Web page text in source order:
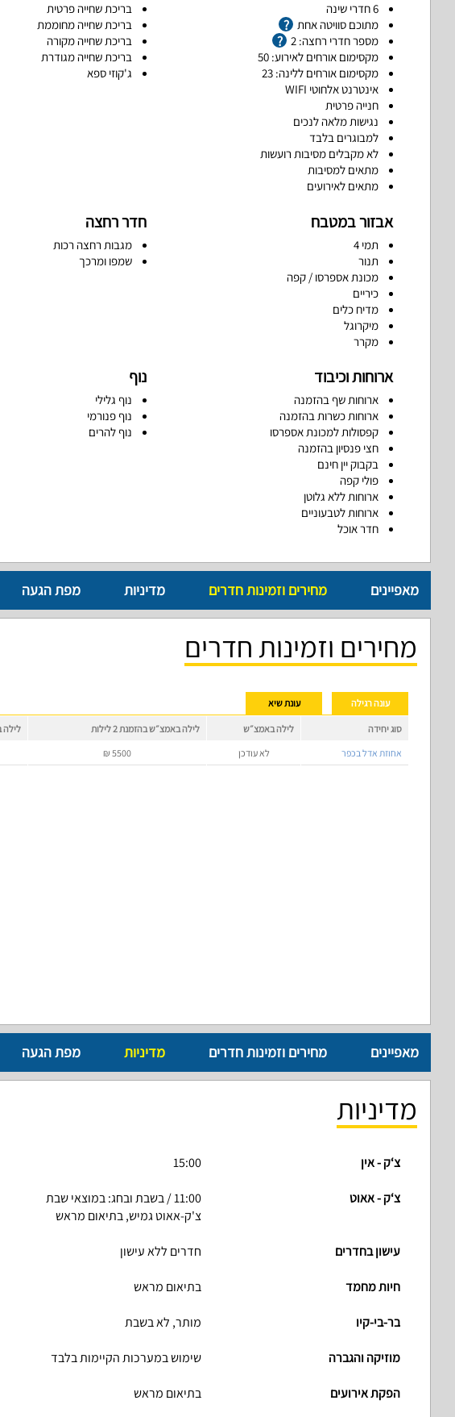
6 חדרי שינה
מתוכם סוויטה אחת
מספר חדרי רחצה: 2
מקסימום אורחים לאירוע: 50
מקסימום אורחים ללינה: 23
אינטרנט אלחוטי WIFI
חנייה פרטית
נגישות מלאה לנכים
למבוגרים בלבד
לא מקבלים מסיבות רועשות
מתאים למסיבות
מתאים לאירועים
בריכת שחייה פרטית
בריכת שחייה מחוממת
בריכת שחייה מקורה
בריכת שחייה מגודרת
ג'קוזי ספא
אבזור במטבח
תמי 4
תנור
מכונת אספרסו / קפה
כיריים
מדיח כלים
מיקרוגל
מקרר
חדר רחצה
מגבות רחצה רכות
שמפו ומרכך
ארוחות וכיבוד
ארוחות שף בהזמנה
ארוחות כשרות בהזמנה
קפסולות למכונת אספרסו
חצי פנסיון בהזמנה
בקבוק יין חינם
פולי קפה
ארוחות ללא גלוטן
ארוחות לטבעוניים
חדר אוכל
נוף
נוף גלילי
נוף פנורמי
נוף להרים
מאפיינים מחירים וזמינות חדרים מדיניות מפת הגעה
מחירים וזמינות חדרים
עונה רגילה עונת שיא
סוג יחידה לילה באמצ״ש לילה באמצ״ש בהזמנת 2 לילות לילה
אחוזת אדל בכפר
לא עודכן 5500
₪
מאפיינים מחירים וזמינות חדרים מדיניות מפת הגעה
מדיניות
צ‘ק - אין 15:00
צ‘ק - אאוט
11:00 / בשבת ובחג: במוצאי שבת
צ'ק-אאוט גמיש, בתיאום מראש
עישון בחדרים חדרים ללא עישון
חיות מחמד בתיאום מראש
בר-בי-קיו מותר, לא בשבת
מוזיקה והגברה שימוש במערכות הקיימות בלבד
הפקת אירועים בתיאום מראש